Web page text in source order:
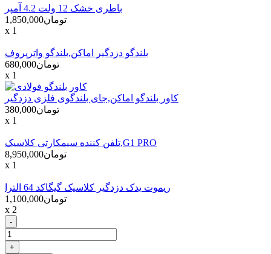
باطری خشک 12 ولت 4.2 آمپر
تومان1,850,000
x 1
بلندگو دزدگیر اماکن,بلندگو واترپروف
تومان680,000
x 1
کاور بلندگو اماکن,جای بلندگوی فلزی دزدگیر
تومان380,000
x 1
تلفن کننده سیمکارتی کلاسیک,G1 PRO
تومان8,950,000
x 1
ریموت یدک دزدگیر کلاسیک گیگاکد 64 الترا
تومان1,100,000
x 2
-
+